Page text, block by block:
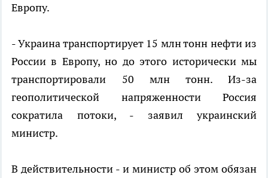
Европу.
- Украина транспортирует 15 млн тонн нефти из
России в Европу, но до этого исторически мы
транспортировали 50 млн тонн. Из-за
геополитической напряженности Россия
сократила потоки, - заявил украинский
министр.
В действительности - и министр об этом обязан